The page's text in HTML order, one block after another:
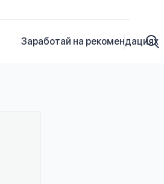
Заработай на рекомендациях